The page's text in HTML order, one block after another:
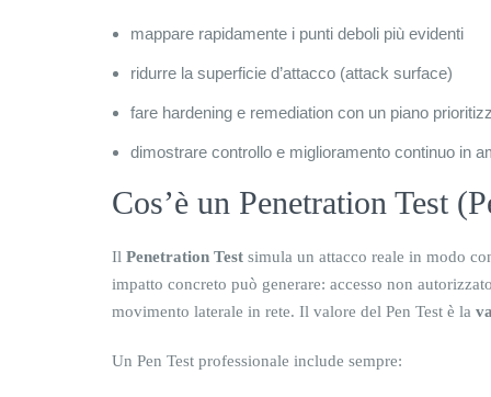
mappare rapidamente i punti deboli più evidenti
ridurre la superficie d’attacco (attack surface)
fare hardening e remediation con un piano
dimostrare controllo e miglioramento continuo in
Cos’è un Penetration Test
Il Penetration Test simula un attacco reale in modo
impatto concreto può generare: accesso non
movimento laterale in rete. Il valore del Pen Test è la
Un Pen Test professionale include sempre: